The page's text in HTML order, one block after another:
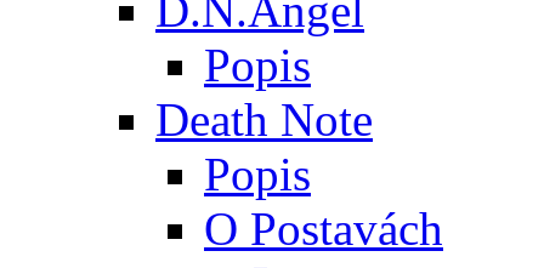
Popis
Death Note
Popis
O Postavách